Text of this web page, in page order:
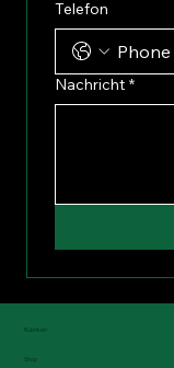
Telefon
Nachricht *
Rubriken
Shop